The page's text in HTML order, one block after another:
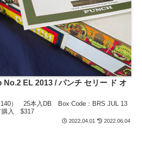
No.2 EL 2013 / パンチ セリー ド オ
） 25本入DB Box Code：BRS JUL 13
購入 $317
2022.04.01 2022.06.04